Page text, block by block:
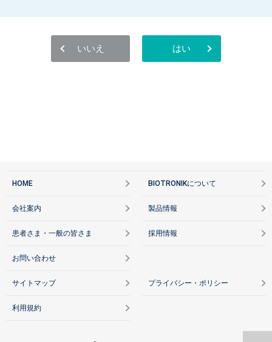
いいえ はい
HOME BIOTRONIKについて
会社案内 製品情報
患者さま・一般の皆さま 採用情報
お問い合わせ
サイトマップ プライバシー・ポリシー
利用規約